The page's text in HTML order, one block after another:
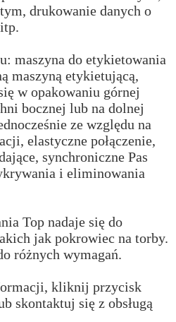
drukowanie danych o
maszyna do etykietowania
maszyną etykietującą,
w opakowaniu górnej
bocznej lub na dolnej
ze względu na
elastyczne połączenie,
synchroniczne Pas
i eliminowania
Top nadaje się do
jak pokrowiec na torby.
różnych wymagań.
kliknij przycisk
skontaktuj się z obsługą